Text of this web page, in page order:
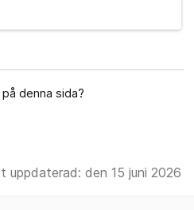
denna sida?
uppdaterad: den 15 juni 2026